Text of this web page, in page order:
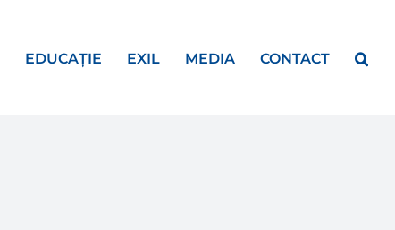
EDUCAȚIE EXIL MEDIA CONTACT